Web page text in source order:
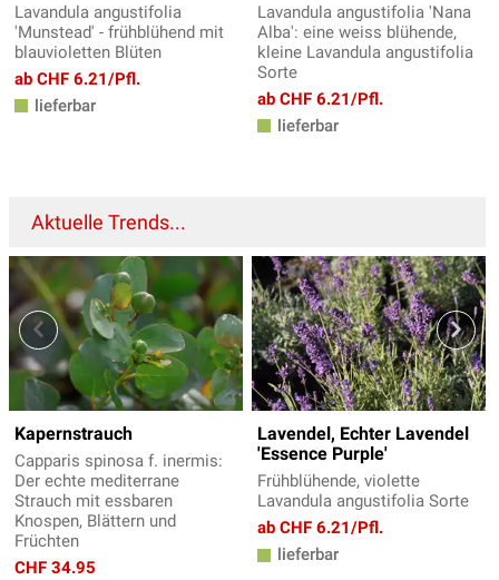
Lavandula angustifolia
'Munstead' - frühblühend mit
blauvioletten Blüten
ab CHF 6.21/Pfl.
lieferbar
Lavandula angustifolia 'Nana
Alba': eine weiss blühende,
kleine Lavandula angustifolia
Sorte
ab CHF 6.21/Pfl.
lieferbar
Aktuelle Trends...
Kapernstrauch
Capparis spinosa f. inermis:
Der echte mediterrane
Strauch mit essbaren
Knospen, Blättern und
Früchten
CHF 34.95
Lavendel, Echter Lavendel
'Essence Purple'
Frühblühende, violette
Lavandula angustifolia Sorte
ab CHF 6.21/Pfl.
lieferbar